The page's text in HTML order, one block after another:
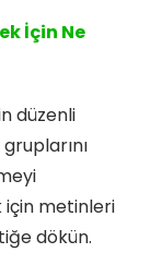
İçin Ne
düzenli
için metinleri
dökün.